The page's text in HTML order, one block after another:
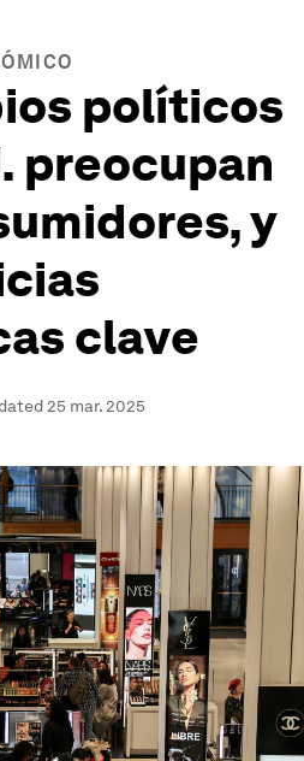
políticos
preocupan
y
clave
25 mar. 2025